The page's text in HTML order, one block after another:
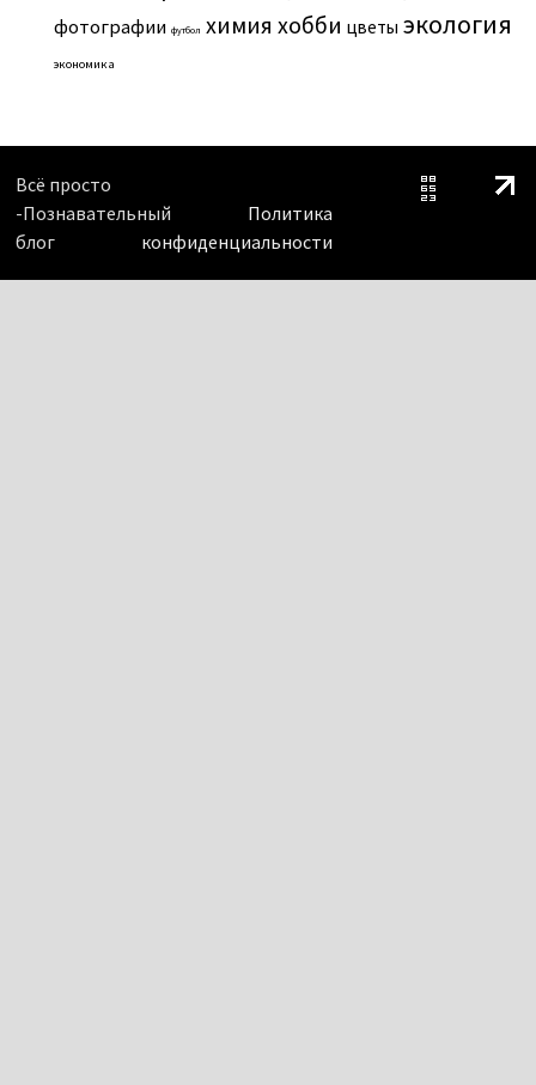
фотографии футбол химия хобби цветы экология
экономика
Всё просто
-Познавательный
блог
Политика
конфиденциальности